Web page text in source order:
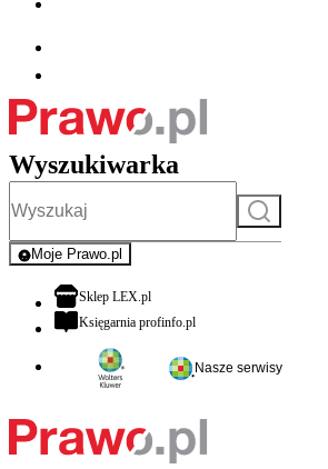
Wyszukiwarka
Szukaj
Moje Prawo.pl
- rejestracja i logowanie do serwisu
Sklep LEX.plotwiera się w nowej karcie
Księgarnia profinfo.plotwiera się w nowej karcie
Nasze serwisy